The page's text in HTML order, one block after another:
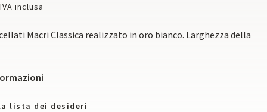
IVA inclusa
Macri Classica realizzato in oro bianco. Larghezza della
lista dei desideri